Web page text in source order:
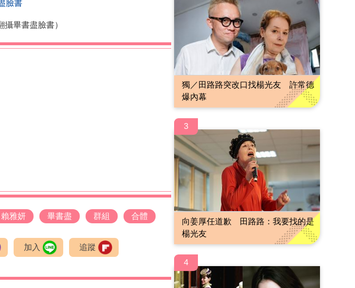
畢書盡臉書）
賴雅妍 畢書盡 群組 合體
加入 追蹤
獨／田路路突改口找楊光友 許常德
爆內幕
3
向姜厚任道歉 田路路：我要找的是
楊光友
4